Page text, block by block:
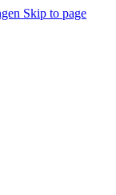
Skip to page